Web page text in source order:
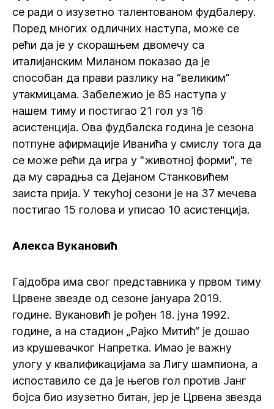
се ради о изузетно талентованом фудбалеру.
Поред многих одличних наступа, може се
рећи да је у скорашњем двомечу са
италијанским Миланом показао да је
способан да прави разлику на “великим”
утакмицама. Забележио је 85 наступа у
нашем тиму и постигао 21 гол уз 16
асистенција. Ова фудбалска година је сезона
потпуне афирмације Иванића у смислу тога да
се може рећи да игра у "животној форми", те
да му сарадња са Дејаном Станковићем
заиста прија. У текућој сезони је на 37 мечева
постигао 15 голова и уписао 10 асистенција.
Алекса Вукановић
Гајдобра има свог представника у првом тиму
Црвене звезде од сезоне јануара 2019.
године. Вукановић је рођен 18. јуна 1992.
године, а на стадион „Рајко Митић“ је дошао
из крушевачког Напретка. Имао је важну
улогу у квалификацијама за Лигу шампиона, а
испоставило се да је његов гол против Јанг
бојса био изузетно битан, јер је Црвена звезда